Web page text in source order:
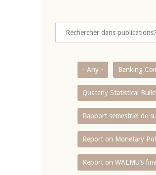
- Any - Banking
Quaterly Statistical
Rapport semestriel de
Report on Monetary
Report on WAEMU’s